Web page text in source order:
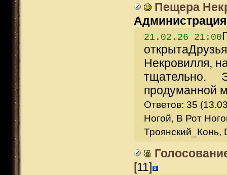
Пещера
Администрация
21.02.26 21:00
Некровилля,
тщательно.
продуманной
Ответов: 35
Ногой, В Рот
Троянский_Конь,
[11]